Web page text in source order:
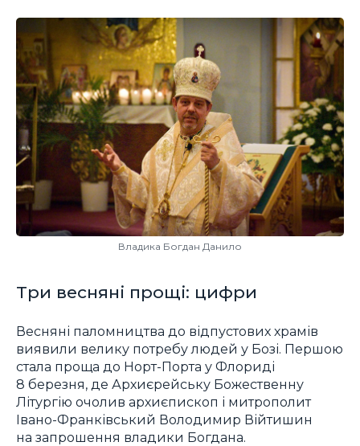
Владика Богдан Данило
Три весняні прощі: цифри
Весняні паломництва до відпустових храмів
виявили велику потребу людей у Бозі. Першою
стала проща до Норт-Порта у Флориді
8 березня, де Архиєрейську Божественну
Літургію очолив архиєпископ і митрополит
Івано-Франківський Володимир Війтишин
на запрошення владики Богдана.